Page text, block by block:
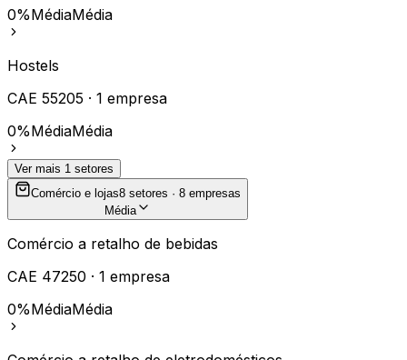
0%MédiaMédia
Hostels
CAE 55205 · 1 empresa
0%MédiaMédia
Ver mais 1 setores
Comércio e lojas8 setores · 8 empresas
Média
Comércio a retalho de bebidas
CAE 47250 · 1 empresa
0%MédiaMédia